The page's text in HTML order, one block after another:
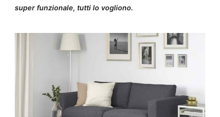
super funzionale, tutti lo vogliono.